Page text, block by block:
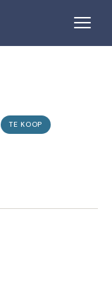
TE KOOP